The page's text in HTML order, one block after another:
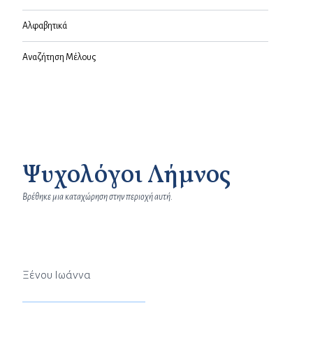
Αλφαβητικά
Αναζήτηση Μέλους
Ψυχολόγοι Λήμνος
Βρέθηκε μια καταχώρηση στην περιοχή αυτή.
Ξένου Ιωάννα